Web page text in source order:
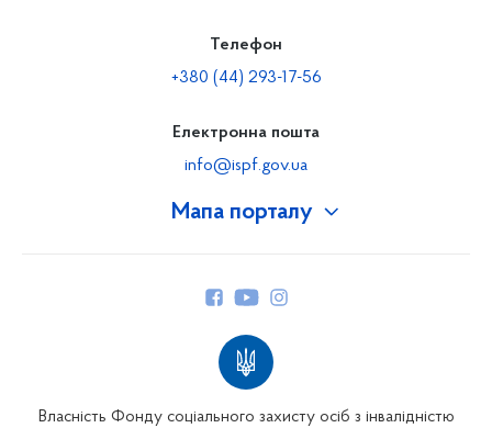
Мапа порталу
Телефон
+380 (44) 293-17-56
Електронна пошта
info@ispf.gov.ua
Власність Фонду соціального захисту осіб з інвалідністю